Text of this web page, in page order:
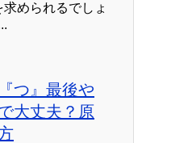
求められるでしょ
つ』最後や
大丈夫？原